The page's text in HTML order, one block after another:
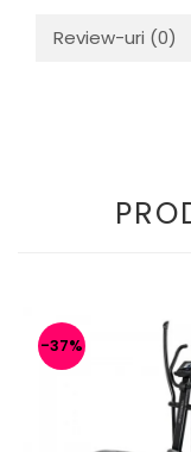
Review-uri (0)
-37%